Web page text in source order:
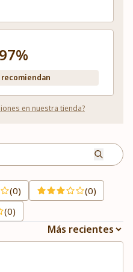
en nuestra tienda?
(0)
(0)
(0)